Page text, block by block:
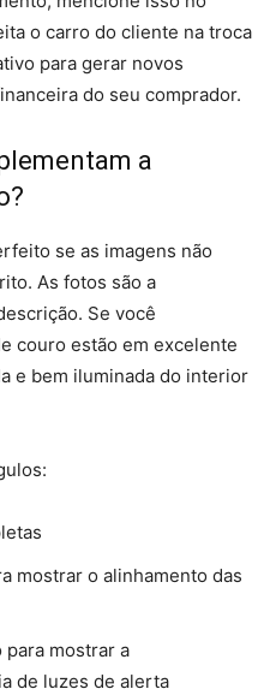
o carro do cliente na troca
para gerar novos
do seu comprador.
a
se as imagens não
As fotos são a
Se você
couro estão em excelente
e bem iluminada do interior
mostrar o alinhamento das
para mostrar a
de luzes de alerta